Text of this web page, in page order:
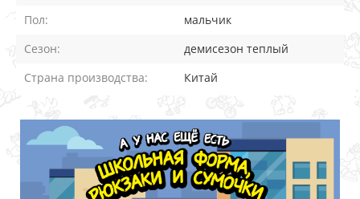
Пол:
мальчик
Сезон:
демисезон теплый
Страна производства:
Китай